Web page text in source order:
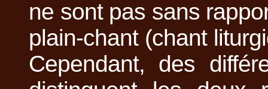
ne sont pas sans
plain-chant (chant
Cependant, des